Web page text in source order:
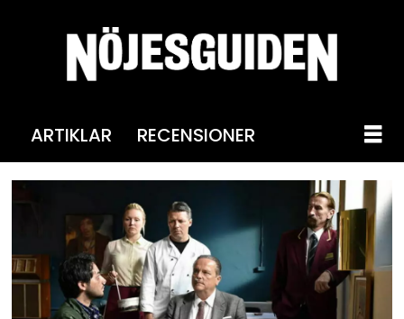
ARTIKLAR RECENSIONER